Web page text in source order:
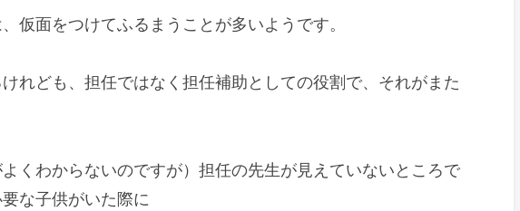
仮面をつけてふるまうことが多いようです。
れども、担任ではなく担任補助としての役割で、それがまた
くわからないのですが）担任の先生が見えていないところで
な子供がいた際に